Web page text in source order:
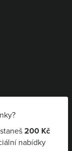
200 Kč
nabídky